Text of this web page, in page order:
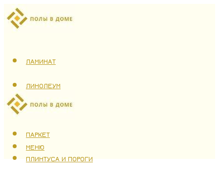
ЛАМИНАТ
ЛИНОЛЕУМ
ТЕПЛЫЙ ПОЛ
ПАРКЕТ
ПЛИНТУСА И ПОРОГИ
МЕНЮ